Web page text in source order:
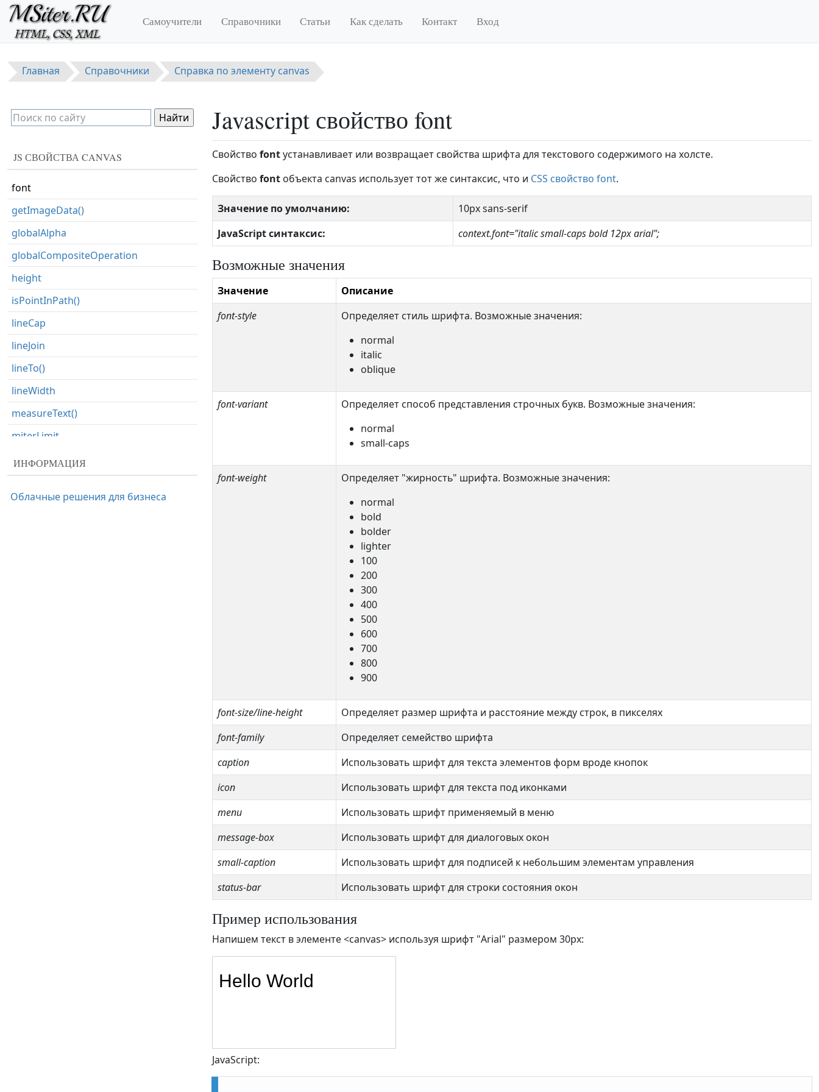
Перейти к основному содержанию
Самоучители Справочники Статьи Как сделать Контакт Вход
Главная Справочники Справка по элементу canvas
Javascript свойство font
Свойство fontустанавливает или возвращает свойства шрифта для текстового содержимого на холсте.
Свойство font объекта canvas использует тот же синтаксис, что и CSS свойство font.
Значение по умолчанию:
10px sans-serif
JavaScript синтаксис:
context.font="italic small-caps bold 12px arial";
Возможные значения
Значение
Описание
font-style
Определяет стиль шрифта. Возможные значения:
normal
italic
oblique
font-variant
Определяет способ представления строчных букв. Возможные значения:
normal
small-caps
font-weight
Определяет "жирность" шрифта. Возможные значения:
normal
bold
bolder
lighter
100
200
300
400
500
600
700
800
900
font-size/line-height
Определяет размер шрифта и расстояние между строк, в пикселях
font-family
Определяет семейство шрифта
caption
Использовать шрифт для текста элементов форм вроде кнопок
icon
Использовать шрифт для текста под иконками
menu
Использовать шрифт применяемый в меню
message-box
Использовать шрифт для диалоговых окон
small-caption
Использовать шрифт для подписей к небольшим элементам управления
status-bar
Использовать шрифт для строки состояния окон
Пример использования
Напишем текст в элементе <canvas> используя шрифт "Arial" размером 30px:
JavaScript:
JS СВОЙСТВА CANVAS
createPattern()
createRadialGradient()
drawImage()
fillRect()
fillText()
font
getImageData()
globalAlpha
globalCompositeOperation
height
isPointInPath()
lineCap
lineJoin
lineTo()
lineWidth
measureText()
miterLimit
moveTo()
quadraticCurveTo()
ИНФОРМАЦИЯ
Облачные решения для бизнеса